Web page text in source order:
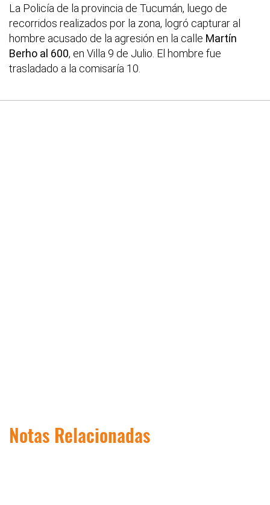
La Policía de la provincia de Tucumán, luego de
recorridos realizados por la zona, logró capturar al
hombre acusado de la agresión en la calle Martín
Berho al 600, en Villa 9 de Julio. El hombre fue
trasladado a la comisaría 10.
Notas Relacionadas